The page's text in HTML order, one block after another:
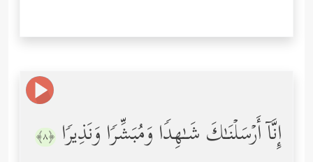
إِنَّاۤ أَرۡسَلۡنَـٰكَ شَـٰهِدࣰا وَمُبَشِّرࣰا وَنَذِیرࣰا ﴿٨﴾